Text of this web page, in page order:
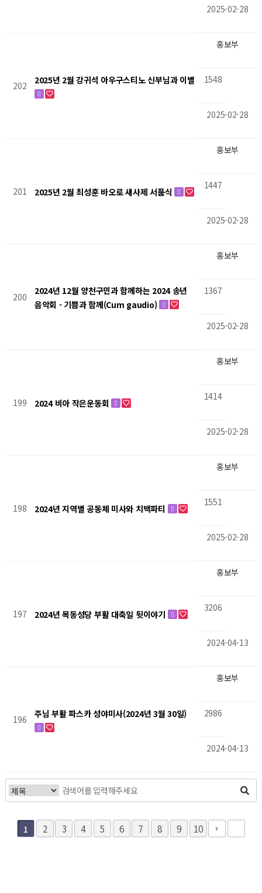
2025-02-28
202 2025년 2월 강귀석 아우구스티노 신부님과 이별
홍보부
1548
2025-02-28
201 2025년 2월 최성훈 바오로 새사제 서품식
홍보부
1447
2025-02-28
200
2024년 12월 양천구민과 함께하는 2024 송년
음악회 - 기쁨과 함께(Cum gaudio)
홍보부
1367
2025-02-28
199 2024 비아 작은운동회
홍보부
1414
2025-02-28
198 2024년 지역별 공동체 미사와 치맥파티
홍보부
1551
2025-02-28
197 2024년 목동성당 부활 대축일 뒷이야기
홍보부
3206
2024-04-13
196 주님 부활 파스카 성야미사(2024년 3월 30일)
홍보부
2986
2024-04-13
1 2 3 4 5 6 7 8 9 10